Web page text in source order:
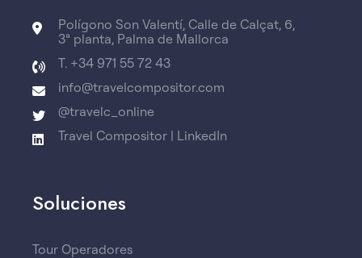
Polígono Son Valentí, Calle de Calçat, 6,
3ª planta, Palma de Mallorca
T. +34 971 55 72 43
info@travelcompositor.com
@travelc_online
Travel Compositor | LinkedIn
Soluciones
Tour Operadores